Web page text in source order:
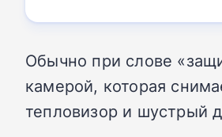
Обычно при слове
камерой, которая
тепловизор и шустрый